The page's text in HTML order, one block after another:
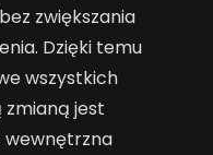
zwiększania
Dzięki temu
wszystkich
zmianą jest
wewnętrzna